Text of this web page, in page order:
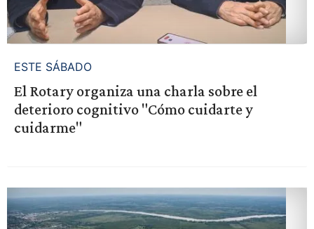
ESTE SÁBADO
El Rotary organiza una charla sobre el
deterioro cognitivo "Cómo cuidarte y
cuidarme"